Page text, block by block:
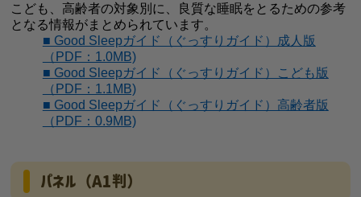
こども、高齢者の対象別に、良質な睡眠をとるための参考
となる情報がまとめられています。
■ Good Sleepガイド（ぐっすりガイド）成人版
（PDF：1.0MB)
■ Good Sleepガイド（ぐっすりガイド）こども版
（PDF：1.1MB)
■ Good Sleepガイド（ぐっすりガイド）高齢者版
（PDF：0.9MB)
パネル（A1判）